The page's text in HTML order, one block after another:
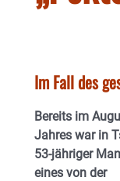
Im Fall des
Bereits im
Jahres war in
53-jähriger
eines von der